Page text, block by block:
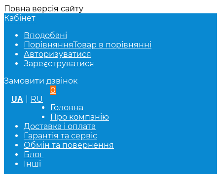
Повна версія сайту
Кабінет
Вподобані
ПорівнянняТовар в порівнянні
Авторизуватися
Зареєструватися
Замовити дзвінок
UA RU
0
Головна
Про компанію
Доставка і оплата
Гарантія та сервіс
Обмін та повернення
Блог
Інші